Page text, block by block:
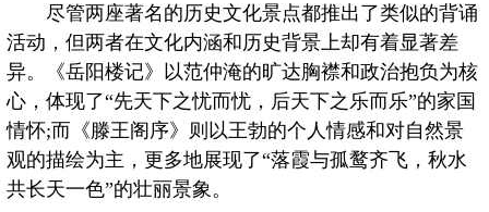
尽管两座著名的历史文化景点都推出了类似的背诵
活动，但两者在文化内涵和历史背景上却有着显著差
异。《岳阳楼记》以范仲淹的旷达胸襟和政治抱负为核
心，体现了“先天下之忧而忧，后天下之乐而乐”的家国
情怀;而《滕王阁序》则以王勃的个人情感和对自然景
观的描绘为主，更多地展现了“落霞与孤鹜齐飞，秋水
共长天一色”的壮丽景象。